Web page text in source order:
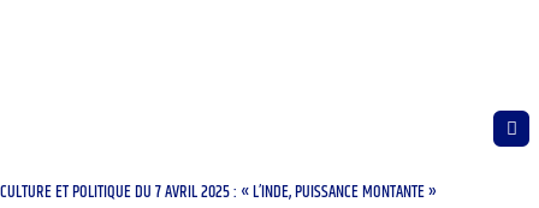
CULTURE ET POLITIQUE DU 7 AVRIL 2025 : « L’INDE, PUISSANCE MONTANTE »